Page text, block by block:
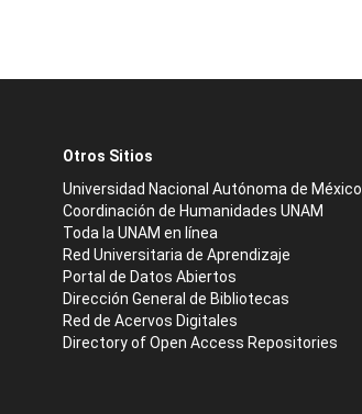
Otros Sitios
Universidad Nacional Autónoma de México
Coordinación de Humanidades UNAM
Toda la UNAM en línea
Red Universitaria de Aprendizaje
Portal de Datos Abiertos
Dirección General de Bibliotecas
Red de Acervos Digitales
Directory of Open Access Repositories